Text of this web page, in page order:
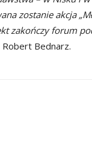
zostanie akcja
zakończy forum
Bednarz.